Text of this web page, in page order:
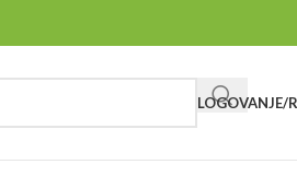
LOGOVANJE/